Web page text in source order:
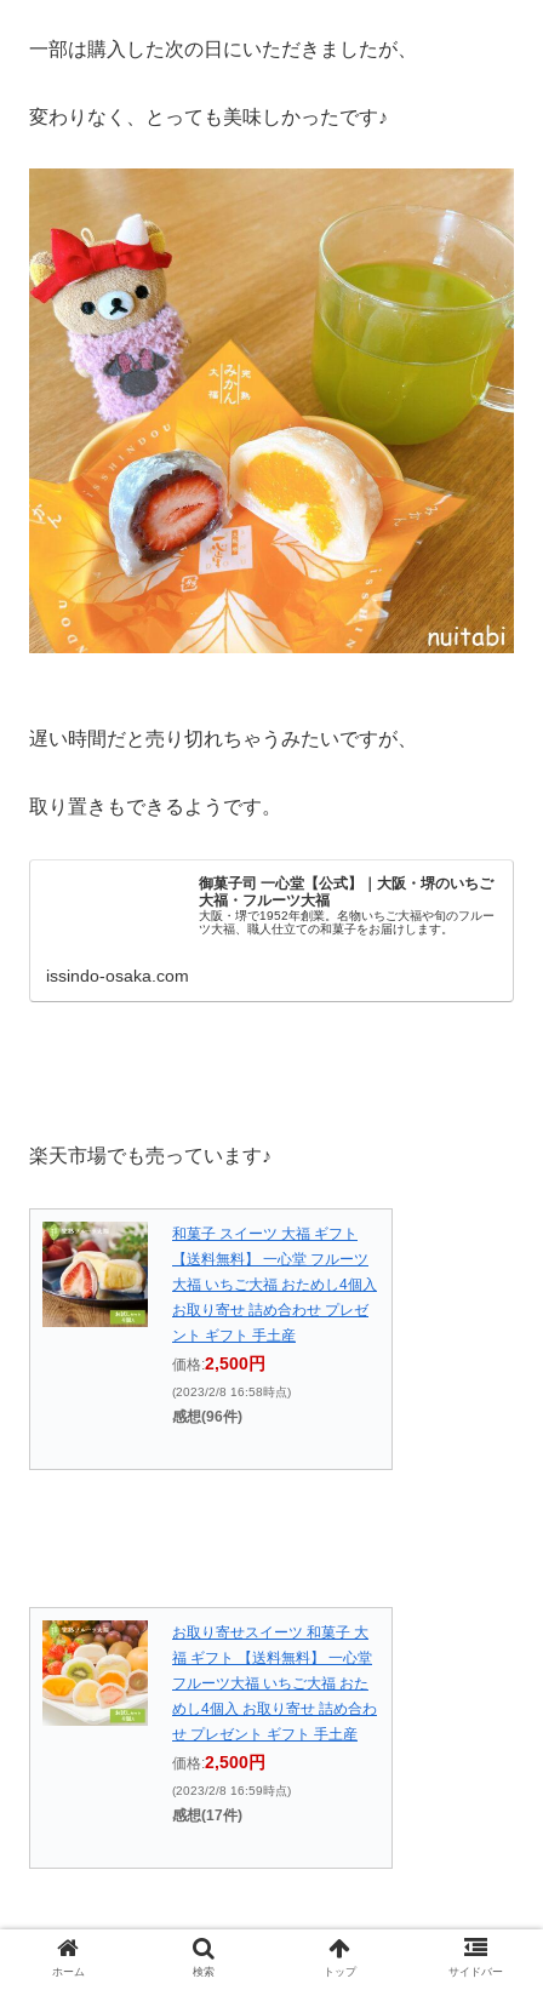
一部は購入した次の日にいただきましたが、
変わりなく、とっても美味しかったです♪
遅い時間だと売り切れちゃうみたいですが、
取り置きもできるようです。
御菓子司 一心堂【公式】｜大阪・堺のいちご
大福・フルーツ大福
大阪・堺で1952年創業。名物いちご大福や旬のフルー
ツ大福、職人仕立ての和菓子をお届けします。
issindo-osaka.com
楽天市場でも売っています♪
和菓子 スイーツ 大福 ギフト
【送料無料】 一心堂 フルーツ
大福 いちご大福 おためし4個入
お取り寄せ 詰め合わせ プレゼ
ント ギフト 手土産
価格:2,500円
(2023/2/8 16:58時点)
感想(96件)
お取り寄せスイーツ 和菓子 大
福 ギフト 【送料無料】 一心堂
フルーツ大福 いちご大福 おた
めし4個入 お取り寄せ 詰め合わ
せ プレゼント ギフト 手土産
価格:2,500円
(2023/2/8 16:59時点)
感想(17件)
ホーム 検索 トップ サイドバー